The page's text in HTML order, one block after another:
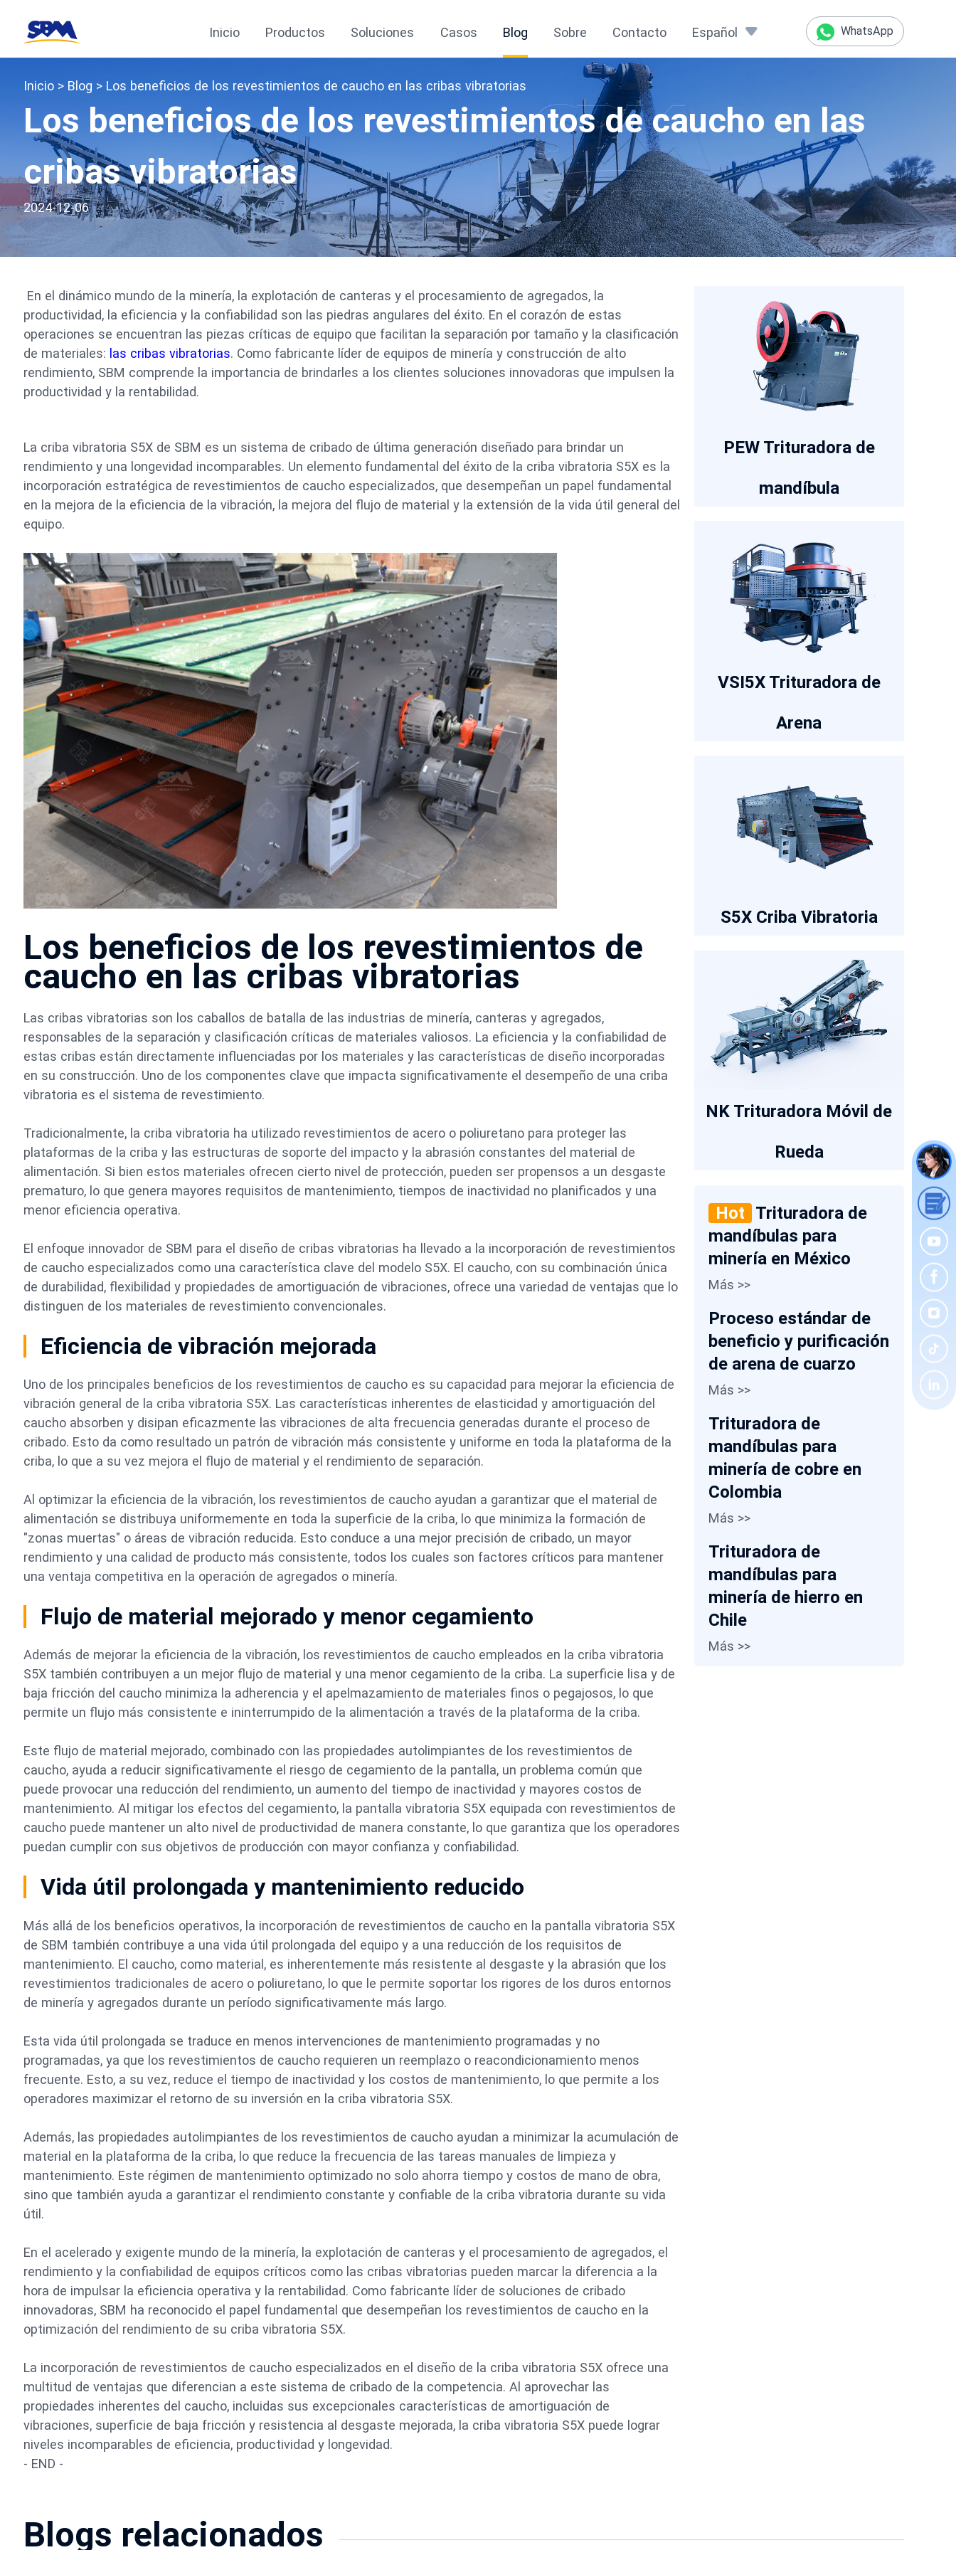
WhatsApp
Inicio Productos Soluciones Casos Blog Sobre Contacto Español
Inicio > Blog > Los beneficios de los revestimientos de caucho en las cribas vibratorias
Los beneficios de los revestimientos de caucho en las
cribas vibratorias
2024-12-06
En el dinámico mundo de la minería, la explotación de canteras y el procesamiento de agregados, la
productividad, la eficiencia y la confiabilidad son las piedras angulares del éxito. En el corazón de estas
operaciones se encuentran las piezas críticas de equipo que facilitan la separación por tamaño y la clasificación
de materiales: las cribas vibratorias. Como fabricante líder de equipos de minería y construcción de alto
rendimiento, SBM comprende la importancia de brindarles a los clientes soluciones innovadoras que impulsen la
productividad y la rentabilidad.
La criba vibratoria S5X de SBM es un sistema de cribado de última generación diseñado para brindar un
rendimiento y una longevidad incomparables. Un elemento fundamental del éxito de la criba vibratoria S5X es la
incorporación estratégica de revestimientos de caucho especializados, que desempeñan un papel fundamental
en la mejora de la eficiencia de la vibración, la mejora del flujo de material y la extensión de la vida útil general del
equipo.
Los beneficios de los revestimientos de
caucho en las cribas vibratorias
Las cribas vibratorias son los caballos de batalla de las industrias de minería, canteras y agregados,
responsables de la separación y clasificación críticas de materiales valiosos. La eficiencia y la confiabilidad de
estas cribas están directamente influenciadas por los materiales y las características de diseño incorporadas
en su construcción. Uno de los componentes clave que impacta significativamente el desempeño de una criba
vibratoria es el sistema de revestimiento.
Tradicionalmente, la criba vibratoria ha utilizado revestimientos de acero o poliuretano para proteger las
plataformas de la criba y las estructuras de soporte del impacto y la abrasión constantes del material de
alimentación. Si bien estos materiales ofrecen cierto nivel de protección, pueden ser propensos a un desgaste
prematuro, lo que genera mayores requisitos de mantenimiento, tiempos de inactividad no planificados y una
menor eficiencia operativa.
El enfoque innovador de SBM para el diseño de cribas vibratorias ha llevado a la incorporación de revestimientos
de caucho especializados como una característica clave del modelo S5X. El caucho, con su combinación única
de durabilidad, flexibilidad y propiedades de amortiguación de vibraciones, ofrece una variedad de ventajas que lo
distinguen de los materiales de revestimiento convencionales.
Eficiencia de vibración mejorada
Uno de los principales beneficios de los revestimientos de caucho es su capacidad para mejorar la eficiencia de
vibración general de la criba vibratoria S5X. Las características inherentes de elasticidad y amortiguación del
caucho absorben y disipan eficazmente las vibraciones de alta frecuencia generadas durante el proceso de
cribado. Esto da como resultado un patrón de vibración más consistente y uniforme en toda la plataforma de la
criba, lo que a su vez mejora el flujo de material y el rendimiento de separación.
Al optimizar la eficiencia de la vibración, los revestimientos de caucho ayudan a garantizar que el material de
alimentación se distribuya uniformemente en toda la superficie de la criba, lo que minimiza la formación de
"zonas muertas" o áreas de vibración reducida. Esto conduce a una mejor precisión de cribado, un mayor
rendimiento y una calidad de producto más consistente, todos los cuales son factores críticos para mantener
una ventaja competitiva en la operación de agregados o minería.
Flujo de material mejorado y menor cegamiento
Además de mejorar la eficiencia de la vibración, los revestimientos de caucho empleados en la criba vibratoria
S5X también contribuyen a un mejor flujo de material y una menor cegamiento de la criba. La superficie lisa y de
baja fricción del caucho minimiza la adherencia y el apelmazamiento de materiales finos o pegajosos, lo que
permite un flujo más consistente e ininterrumpido de la alimentación a través de la plataforma de la criba.
Este flujo de material mejorado, combinado con las propiedades autolimpiantes de los revestimientos de
caucho, ayuda a reducir significativamente el riesgo de cegamiento de la pantalla, un problema común que
puede provocar una reducción del rendimiento, un aumento del tiempo de inactividad y mayores costos de
mantenimiento. Al mitigar los efectos del cegamiento, la pantalla vibratoria S5X equipada con revestimientos de
caucho puede mantener un alto nivel de productividad de manera constante, lo que garantiza que los operadores
puedan cumplir con sus objetivos de producción con mayor confianza y confiabilidad.
Vida útil prolongada y mantenimiento reducido
Más allá de los beneficios operativos, la incorporación de revestimientos de caucho en la pantalla vibratoria S5X
de SBM también contribuye a una vida útil prolongada del equipo y a una reducción de los requisitos de
mantenimiento. El caucho, como material, es inherentemente más resistente al desgaste y la abrasión que los
revestimientos tradicionales de acero o poliuretano, lo que le permite soportar los rigores de los duros entornos
de minería y agregados durante un período significativamente más largo.
Esta vida útil prolongada se traduce en menos intervenciones de mantenimiento programadas y no
programadas, ya que los revestimientos de caucho requieren un reemplazo o reacondicionamiento menos
frecuente. Esto, a su vez, reduce el tiempo de inactividad y los costos de mantenimiento, lo que permite a los
operadores maximizar el retorno de su inversión en la criba vibratoria S5X.
Además, las propiedades autolimpiantes de los revestimientos de caucho ayudan a minimizar la acumulación de
material en la plataforma de la criba, lo que reduce la frecuencia de las tareas manuales de limpieza y
mantenimiento. Este régimen de mantenimiento optimizado no solo ahorra tiempo y costos de mano de obra,
sino que también ayuda a garantizar el rendimiento constante y confiable de la criba vibratoria durante su vida
útil.
En el acelerado y exigente mundo de la minería, la explotación de canteras y el procesamiento de agregados, el
rendimiento y la confiabilidad de equipos críticos como las cribas vibratorias pueden marcar la diferencia a la
hora de impulsar la eficiencia operativa y la rentabilidad. Como fabricante líder de soluciones de cribado
innovadoras, SBM ha reconocido el papel fundamental que desempeñan los revestimientos de caucho en la
optimización del rendimiento de su criba vibratoria S5X.
La incorporación de revestimientos de caucho especializados en el diseño de la criba vibratoria S5X ofrece una
multitud de ventajas que diferencian a este sistema de cribado de la competencia. Al aprovechar las
propiedades inherentes del caucho, incluidas sus excepcionales características de amortiguación de
vibraciones, superficie de baja fricción y resistencia al desgaste mejorada, la criba vibratoria S5X puede lograr
niveles incomparables de eficiencia, productividad y longevidad.
- END -
PEW Trituradora de
mandíbula
VSI5X Trituradora de
Arena
S5X Criba Vibratoria
NK Trituradora Móvil de
Rueda
Hot
Trituradora de
mandíbulas para
minería en México
Más >>
Proceso estándar de
beneficio y purificación
de arena de cuarzo
Más >>
Trituradora de
mandíbulas para
minería de cobre en
Colombia
Más >>
Trituradora de
mandíbulas para
minería de hierro en
Chile
Más >>
Blogs relacionados